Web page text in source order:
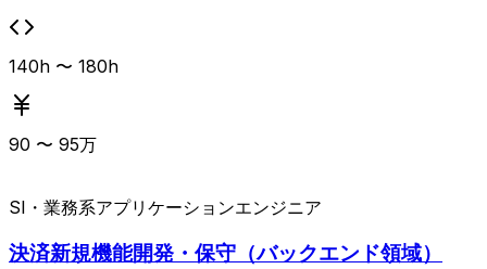
ラのセキュリティ設計・運用経験を活かせる案件です。 開
発チームと協調しながら、プロダクトの成長とセキュリティ
レベル向上を両立させていくことが期待されています。
140h 〜 180h
90 〜 95万
SI・業務系アプリケーションエンジニア
決済新規機能開発・保守（バックエンド領域）